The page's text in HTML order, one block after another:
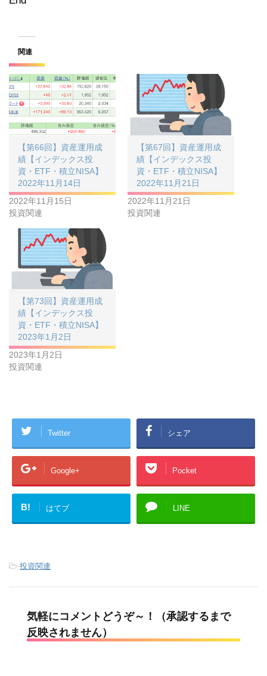
関連
【第66回】資産運用成
績【インデックス投
資・ETF・積立NISA】
2022年11月14日
2022年11月15日
投資関連
【第67回】資産運用成
績【インデックス投
資・ETF・積立NISA】
2022年11月21日
2022年11月21日
投資関連
【第73回】資産運用成
績【インデックス投
資・ETF・積立NISA】
2023年1月2日
2023年1月2日
投資関連
Twitter シェア
Google+ Pocket
B! はてブ LINE
-投資関連
気軽にコメントどうぞ～！（承認するまで
反映されません）